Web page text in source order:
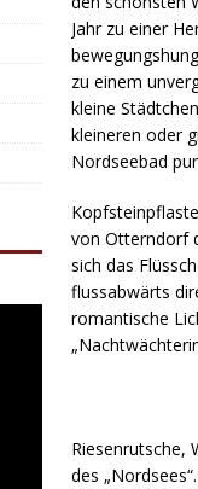
Jahr zu einer
zu einem
kleine
kleineren oder
Nordseebad
von Otterndorf
sich das
flussabwärts
romantische
Riesenrutsche,
des